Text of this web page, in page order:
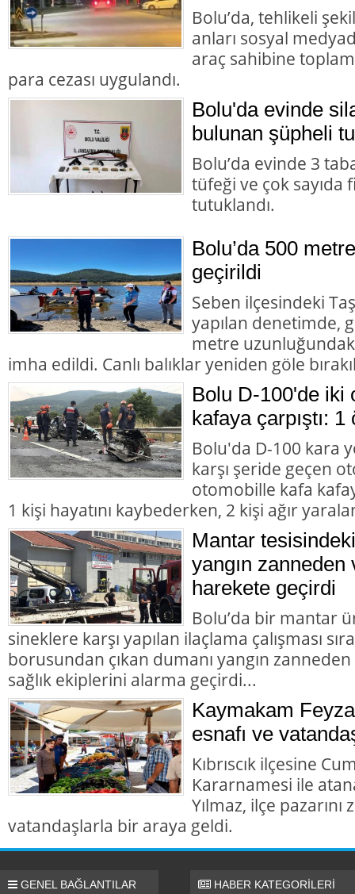
Bolu’da, tehlikeli
anları sosyal
araç sahibine
para cezası uygulandı.
Bolu'da evinde
bulunan şüpheli
Bolu’da evinde 3
tüfeği ve çok
tutuklandı.
Bolu’da 500
geçirildi
Seben ilçesindeki
yapılan denetimde,
metre
imha edildi. Canlı balıklar yeniden göle
Bolu D-100'de iki
kafaya çarpıştı: 1
Bolu'da D-100 kara
karşı şeride geçen
otomobille kafa
1 kişi hayatını kaybederken, 2 kişi ağır
Mantar
yangın
harekete geçirdi
Bolu’da bir mantar
sineklere karşı yapılan ilaçlama çalışması
borusundan çıkan dumanı yangın
sağlık ekiplerini alarma geçirdi...
Kaymakam
esnafı ve
Kıbrıscık ilçesine
Kararnamesi ile
Yılmaz, ilçe
vatandaşlarla bir araya geldi.
GENEL BAĞLANTILAR HABER KATEGORİLERİ